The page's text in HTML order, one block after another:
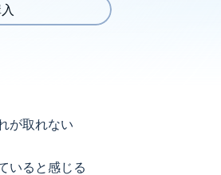
が取れない
いると感じる